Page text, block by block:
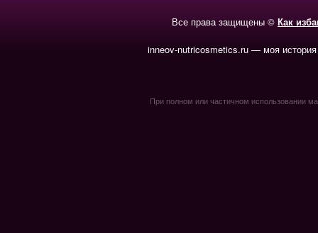
Все права защищены © Как
inneov-nutricosmetics.ru — моя
При полном или частичном использовании